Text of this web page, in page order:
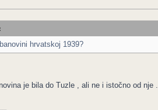
hrvatskoj 1939?
je bila do Tuzle , ali ne i istočno od nje .